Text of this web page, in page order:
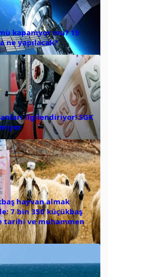
kapanıyor mu? 15
ne yapılacak?
ilgilendiriyor! SGK
hayvan almak
7 bin 350 küçükbaş
tarihi ve muhammen